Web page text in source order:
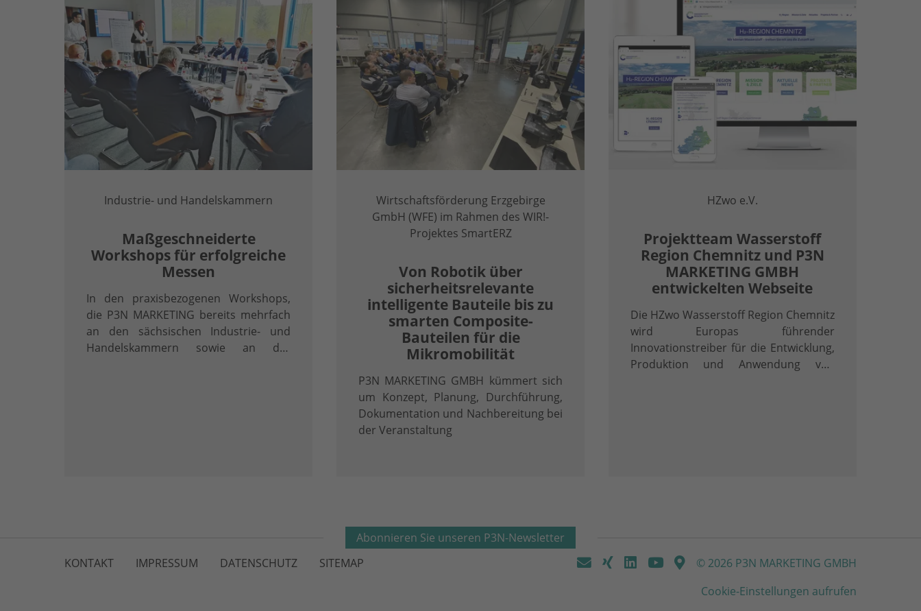
Industrie- und Handelskammern
Maßgeschneiderte
Workshops für erfolgreiche
Messen
In den praxisbezogenen Workshops,
die P3N MARKETING bereits mehrfach
an den sächsischen Industrie- und
Handelskammern sowie an der
Wirtschaftsförderung Erzgebirge
GmbH (WFE) im Rahmen des WIR!-
Projektes SmartERZ
Von Robotik über
sicherheitsrelevante
intelligente Bauteile bis zu
smarten Composite-
Bauteilen für die
Mikromobilität
P3N MARKETING GMBH kümmert sich
um Konzept, Planung, Durchführung,
Dokumentation und Nachbereitung bei
der Veranstaltung
HZwo e.V.
Projektteam Wasserstoff
Region Chemnitz und P3N
MARKETING GMBH
entwickelten Webseite
Die HZwo Wasserstoff Region Chemnitz
wird Europas führender
Innovationstreiber für die Entwicklung,
Produktion und Anwendung von
Abonnieren Sie unseren P3N-Newsletter
KONTAKT
IMPRESSUM DATENSCHUTZ SITEMAP
© 2026 P3N MARKETING GMBH
Cookie-Einstellungen aufrufen